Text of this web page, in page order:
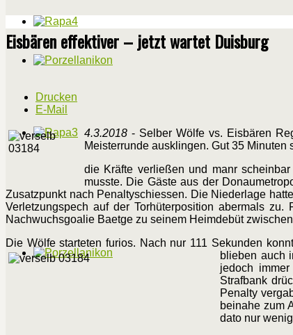
Eisbären effektiver – jetzt wartet Duisburg
Drucken
E-Mail
4.3.2018 - Selber Wölfe vs. Eisbären
Meisterrunde ausklingen. Gut 35
die Kräfte verließen und manr
musste. Die Gäste aus der
Zusatzpunkt nach Penaltyschiessen. Die Niederlage
Verletzungspech auf der Torhüterposition abermals
Nachwuchsgoalie Baetge zu seinem Heimdebüt
Die Wölfe starteten furios. Nach nur 111 Sekunden
blieben auch
jedoch
Strafbank
Penalty
beinahe zum
dato nur